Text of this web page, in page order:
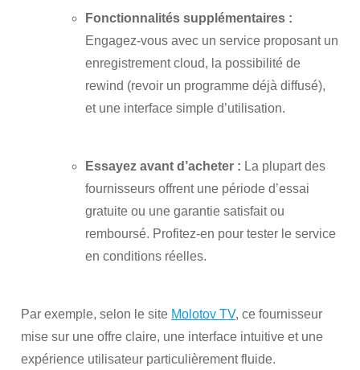
Fonctionnalités supplémentaires :
Engagez-vous avec un service proposant un
enregistrement cloud, la possibilité de
rewind (revoir un programme déjà diffusé),
et une interface simple d’utilisation.
Essayez avant d’acheter : La plupart des
fournisseurs offrent une période d’essai
gratuite ou une garantie satisfait ou
remboursé. Profitez-en pour tester le service
en conditions réelles.
Par exemple, selon le site Molotov TV, ce fournisseur
mise sur une offre claire, une interface intuitive et une
expérience utilisateur particulièrement fluide.